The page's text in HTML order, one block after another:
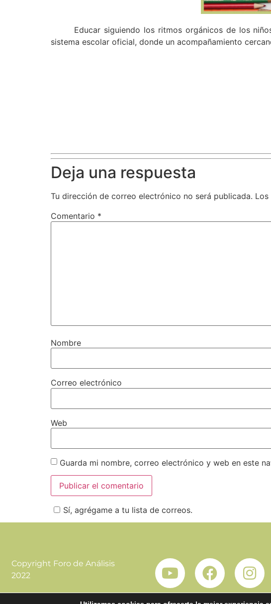
Educar siguiendo los ritmos orgánicos de los
sistema escolar oficial, donde un acompañamiento
Deja una respuesta
Tu dirección de correo electrónico no será publicada.
Comentario *
Nombre
Correo electrónico
Web
Guarda mi nombre, correo electrónico y web en este
Sí, agrégame a tu lista de correos.
Copyright Foro de Análisis
2022